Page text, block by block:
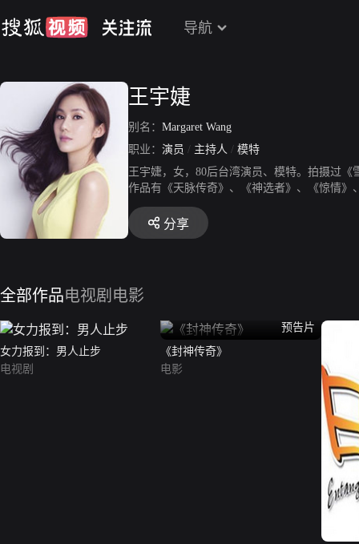
导航
王宇婕
别名： Margaret Wang
职业： 演员 / 主持人 / 模特
王宇婕，女，80后台湾演员、模特。拍摄过
作品有《天脉传奇》、《神选者》、《惊情
《英雄本色》、《神机妙算刘伯温》、《怀
一样》、《大女遭遇怪爸爸》、《明天更美丽
分享
全部作品电视剧 电影
女力报到：男人止步
电视剧
预告片
《封神传奇》
电影